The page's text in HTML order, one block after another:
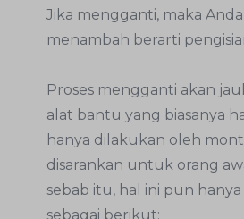
Jika mengganti, maka
menambah berarti
Proses mengganti akan
alat bantu yang biasanya
hanya dilakukan oleh
disarankan untuk orang
sebab itu, hal ini pun
sebagai berikut: